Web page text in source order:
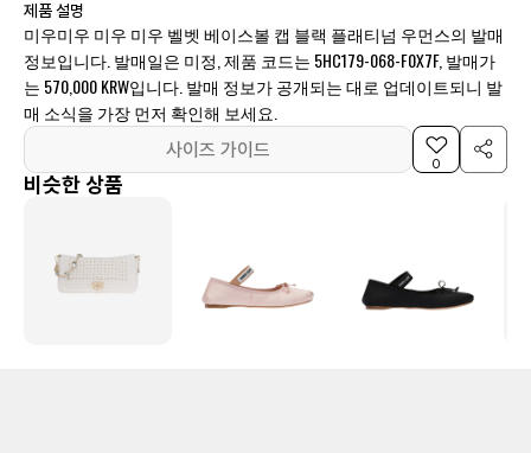
제품 설명
미우미우 미우 미우 벨벳 베이스볼 캡 블랙 플래티넘 우먼스의 발매
정보입니다. 발매일은 미정, 제품 코드는 5HC179-068-F0X7F, 발매가
는 570,000 KRW입니다. 발매 정보가 공개되는 대로 업데이트되니 발
매 소식을 가장 먼저 확인해 보세요.
사이즈 가이드
0
비슷한 상품